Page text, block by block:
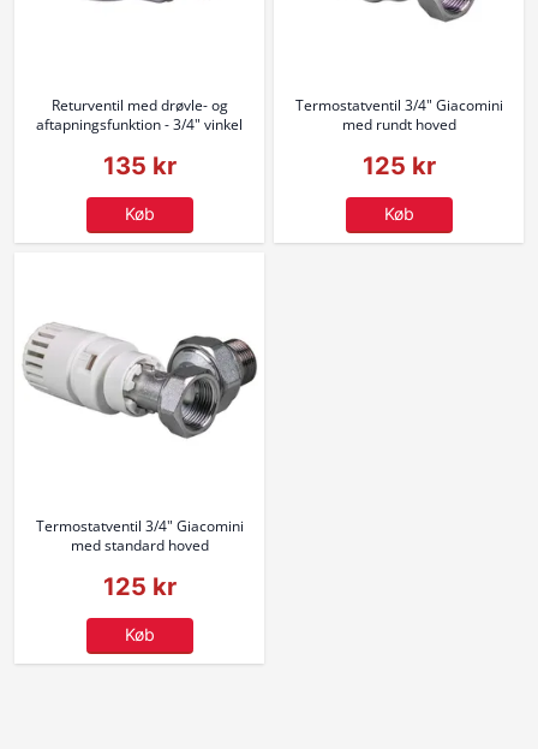
Returventil med drøvle- og
aftapningsfunktion - 3/4" vinkel
135 kr
Køb
Termostatventil 3/4" Giacomini
med rundt hoved
125 kr
Køb
Termostatventil 3/4" Giacomini
med standard hoved
125 kr
Køb